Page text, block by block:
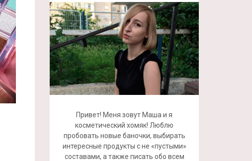
Привет! Меня зовут Маша и я
косметический хомяк! Люблю
пробовать новые баночки, выбирать
интересные продукты с не «пустыми»
составами, а также писать обо всем